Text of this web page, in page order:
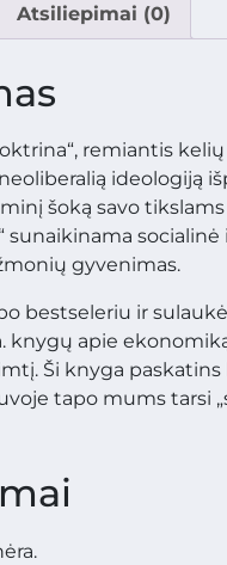
Atsiliepimai (0)
remiantis
ideologiją
šoką savo
sunaikinama
gyvenimas.
bestseleriu ir
knygų apie
Ši knyga
tapo mums tarsi